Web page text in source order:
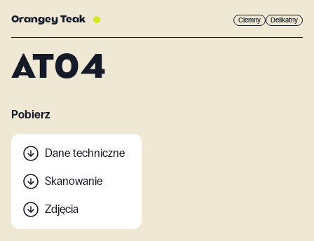
Orangey Teak Ciemny Delikatny
AT04
Pobierz
Dane techniczne
Skanowanie
Zdjęcia